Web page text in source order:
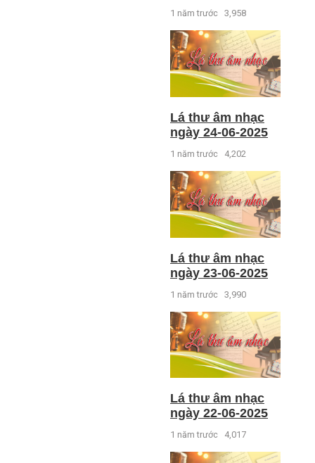
1 năm trước 3,958
Lá thư âm nhạc
ngày 24-06-2025
1 năm trước 4,202
Lá thư âm nhạc
ngày 23-06-2025
1 năm trước 3,990
Lá thư âm nhạc
ngày 22-06-2025
1 năm trước 4,017